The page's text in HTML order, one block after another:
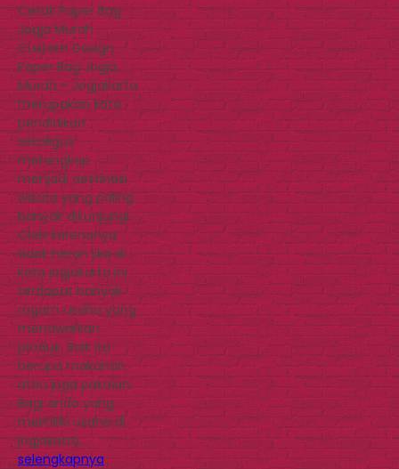
Cetak Paper Bag
Jogja Murah
Custom Design
Paper Bag Jogja
Murah – Jogjakarta
merupakan kota
pendidikan
sekaligus
merangkap
menjadi destinasi
wisata yang paling
banyak dikunjungi.
Oleh karenanya
tidak heran jika di
kota jogjakarta ini
terdapat banyak
ragam usaha yang
menawarkan
produk. Baik itu
berupa makanan
atau juga pakaian.
Bagi anda yang
memiliki usaha di
jogjakarta….
selengkapnya